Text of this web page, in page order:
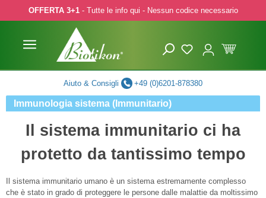
to main content
Skip to search
Skip to main navigation
OFFERTA 3+1- Tutte le info qui - Nessun codice necessario
Aiuto & Consigli +49 (0)6201-878380
Immunologia sistema (Immunitario)
Il sistema immunitario ci ha
protetto da tantissimo tempo
Il sistema immunitario umano è un sistema estremamente complesso
che è stato in grado di proteggere le persone dalle malattie da moltissimo